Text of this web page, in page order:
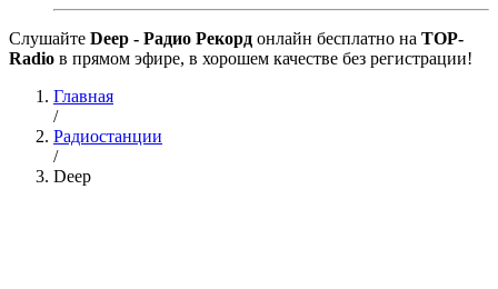
Cлушайте Deep - Радио Рекорд онлайн бесплатно на TOP-
Radio в прямом эфире, в хорошем качестве без регистрации!
Главная
/
Радиостанции
/
Deep